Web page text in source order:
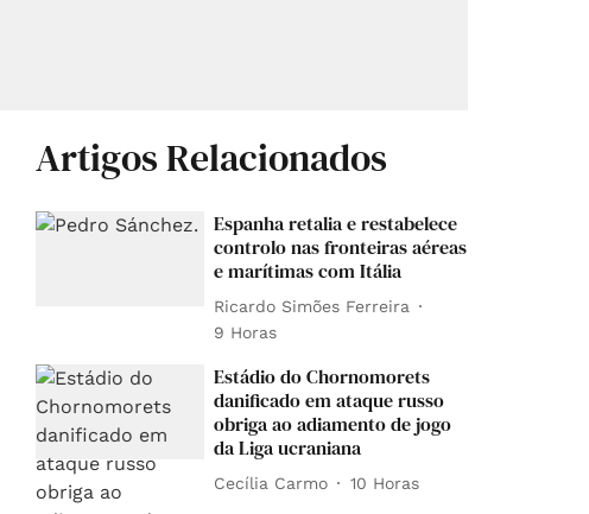
Artigos Relacionados
Espanha retalia e restabelece
controlo nas fronteiras aéreas
e marítimas com Itália
Ricardo Simões Ferreira
9 Horas
Estádio do Chornomorets
danificado em ataque russo
obriga ao adiamento de jogo
da Liga ucraniana
Cecília Carmo 10 Horas